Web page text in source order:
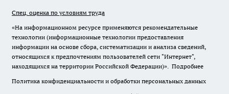
Спец. оценка по условиям труда
«На информационном ресурсе применяются рекомендательные
технологии (информационные технологии предоставления
информации на основе сбора, систематизации и анализа сведений,
относящихся к предпочтениям пользователей сети "Интернет",
находящихся на территории Российской Федерации)». Подробнее
Политика конфиденциальности и обработки персональных данных